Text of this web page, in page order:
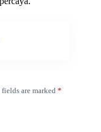
are marked *